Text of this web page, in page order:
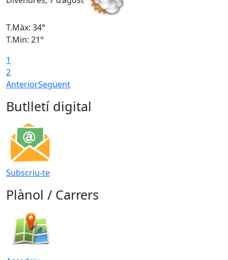
T.Màx: 34°
T.Min: 21°
1
2
AnteriorSegüent
Butlletí digital
Subscriu-te
Plànol / Carrers